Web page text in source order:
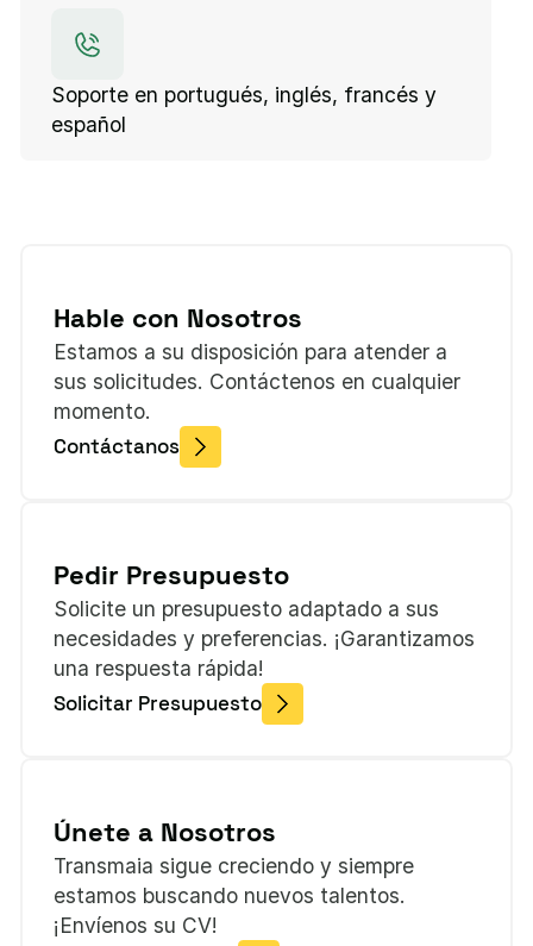
Soporte en portugués, inglés, francés y
español
Hable con Nosotros
Estamos a su disposición para atender a
sus solicitudes. Contáctenos en cualquier
momento.
Contáctanos
Pedir Presupuesto
Solicite un presupuesto adaptado a sus
necesidades y preferencias. ¡Garantizamos
una respuesta rápida!
Solicitar Presupuesto
Únete a Nosotros
Transmaia sigue creciendo y siempre
estamos buscando nuevos talentos.
¡Envíenos su CV!